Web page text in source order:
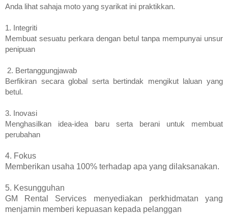
Anda lihat sahaja moto yang syarikat ini praktikkan.
1. Integriti
Membuat sesuatu perkara dengan betul tanpa mempunyai unsur
penipuan
2. Bertanggungjawab
Berfikiran secara global serta bertindak mengikut laluan yang
betul.
3. Inovasi
Menghasilkan idea-idea baru serta berani untuk membuat
perubahan
4. Fokus
Memberikan usaha 100% terhadap apa yang dilaksanakan.
5. Kesungguhan
GM Rental Services menyediakan perkhidmatan yang
menjamin memberi kepuasan kepada pelanggan